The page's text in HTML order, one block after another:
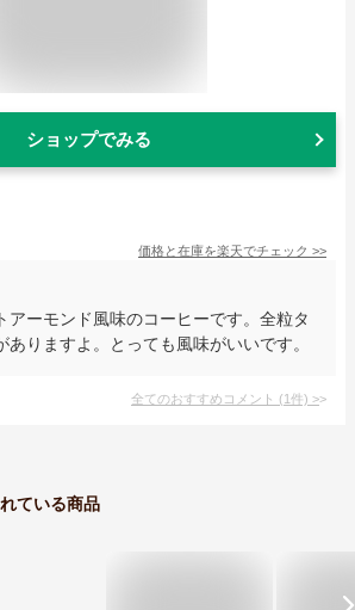
ショップでみる
価格と在庫を楽天でチェック >>
アーモンド風味のコーヒーです。全粒タ
ありますよ。とっても風味がいいです。
全てのおすすめコメント (1件) >
ている商品